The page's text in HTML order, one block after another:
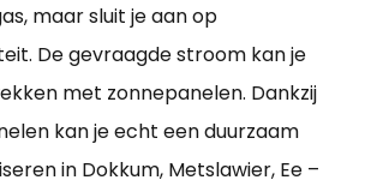
maar sluit je aan op
De gevraagde stroom kan je
met zonnepanelen. Dankzij
kan je echt een duurzaam
in Dokkum, Metslawier, Ee –